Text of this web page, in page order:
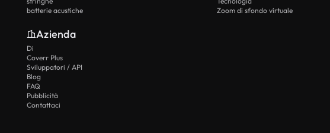
batterie acustiche
Zoom di sfondo virtuale
Azienda
Di
Coverr Plus
Sviluppatori / API
Blog
FAQ
Pubblicità
Contattaci